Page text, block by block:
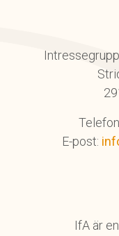
E-post:
IfA är